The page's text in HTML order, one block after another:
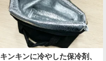
キンキンに冷やした保冷剤、